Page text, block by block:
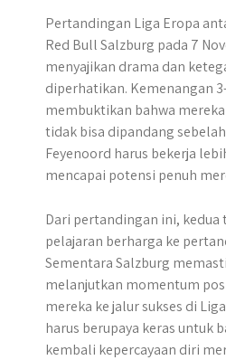
Pertandingan Liga Eropa
Red Bull Salzburg pada 7
menyajikan drama dan
diperhatikan. Kemenangan
membuktikan bahwa
tidak bisa dipandang
Feyenoord harus bekerja
mencapai potensi penuh
Dari pertandingan ini, kedua
pelajaran berharga ke
Sementara Salzburg
melanjutkan momentum
mereka ke jalur sukses di
harus berupaya keras untuk
kembali kepercayaan diri